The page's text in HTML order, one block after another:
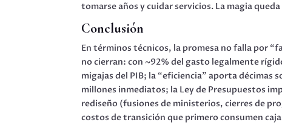
tomarse años y cuidar servicios. La magia
Conclusión
En términos técnicos, la promesa no falla por
no cierran: con ~92% del gasto legalmente
migajas del PIB; la “eficiencia” aporta décimas
millones inmediatos; la Ley de Presupuestos
rediseño (fusiones de ministerios, cierres de
costos de transición que primero consumen